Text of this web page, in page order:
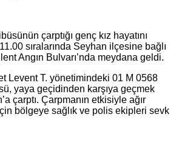
çarptığı genç kız hayatını
sıralarında Seyhan ilçesine bağlı
Angın Bulvarı’nda meydana geldi.
Levent T. yönetimindeki 01 M 0568
yaya geçidinden karşıya geçmek
çarptı. Çarpmanın etkisiyle ağır
bölgeye sağlık ve polis ekipleri sevk